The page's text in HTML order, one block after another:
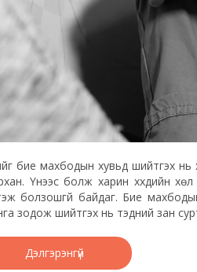
бие махбодын хувьд шийтгэх нь
Үүнээс болж харин хүүхдийн
болзошгүй байдаг. Бие махбодын
зодож шийтгэх нь тэдний зан
Дэлгэрэнгүй